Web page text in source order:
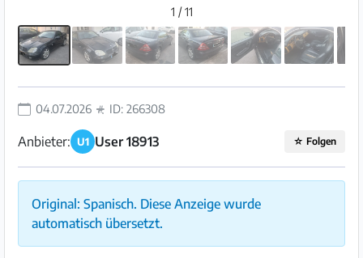
1 / 11
04.07.2026 ID: 266308
Anbieter: U1 User 18913 ☆ Folgen
Original: Spanisch. Diese Anzeige wurde
automatisch übersetzt.